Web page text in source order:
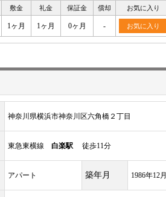
敷金 礼金 保証金 償却 お気に入り
1ヶ月 1ヶ月 0ヶ月 - お気に入り
神奈川県横浜市神奈川区六角橋２丁目
東急東横線 白楽駅 徒歩11分
アパート 築年月 1986年12月